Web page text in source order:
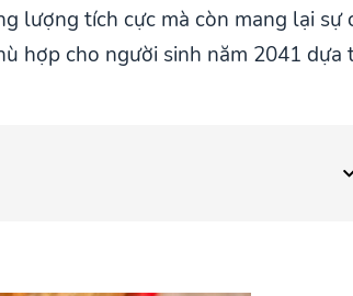
lượng tích cực mà còn mang lại sự
hợp cho người sinh năm 2041 dựa